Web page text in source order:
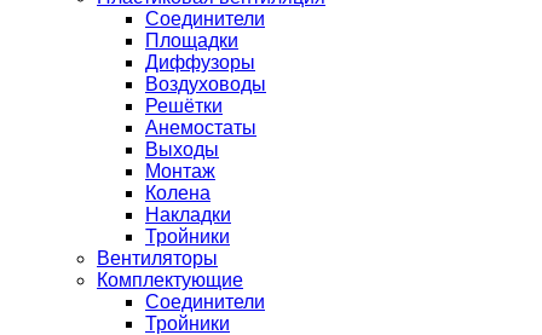
Соединители
Площадки
Диффузоры
Воздуховоды
Решётки
Анемостаты
Выходы
Монтаж
Колена
Накладки
Тройники
Вентиляторы
Комплектующие
Соединители
Тройники